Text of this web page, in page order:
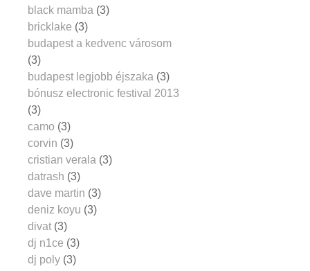
black mamba (3)
bricklake (3)
budapest a kedvenc városom
(3)
budapest legjobb éjszaka (3)
bónusz electronic festival 2013
(3)
camo (3)
corvin (3)
cristian verala (3)
datrash (3)
dave martin (3)
deniz koyu (3)
divat (3)
dj n1ce (3)
dj poly (3)